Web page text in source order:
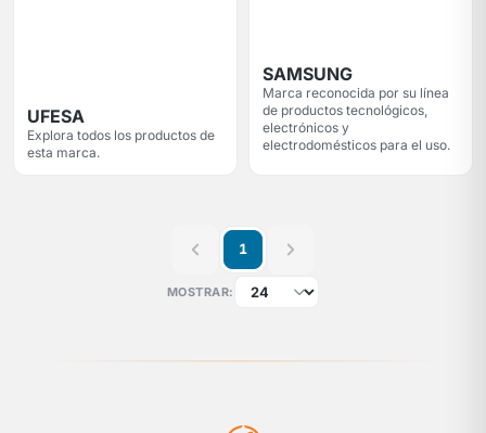
UFESA
Explora todos los productos de
esta marca.
SAMSUNG
Marca reconocida por su línea
de productos tecnológicos,
electrónicos y
electrodomésticos para el uso.
MOSTRAR:
1